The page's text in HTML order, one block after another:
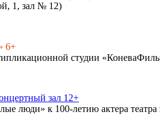
1, зал № 12)
6+
студии
зал 12+
люди» к 100-летию актера